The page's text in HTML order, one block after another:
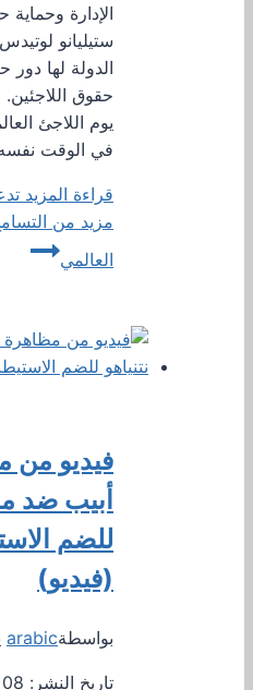
الإدارة وحماية
ستيليانو
الدولة لها
حقوق
يوم اللاجئ
في الوقت
قراءة المزيد
مزيد من
العالمي
فيديو من
أبيب ضد
للضم
(فيديو)
بواسطةarabic